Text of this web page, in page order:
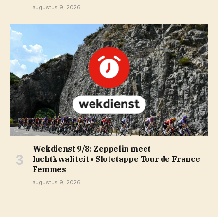
augustus 9, 2026
Wekdienst 9/8: Zeppelin meet
luchtkwaliteit • Slotetappe Tour de France
Femmes
augustus 9, 2026